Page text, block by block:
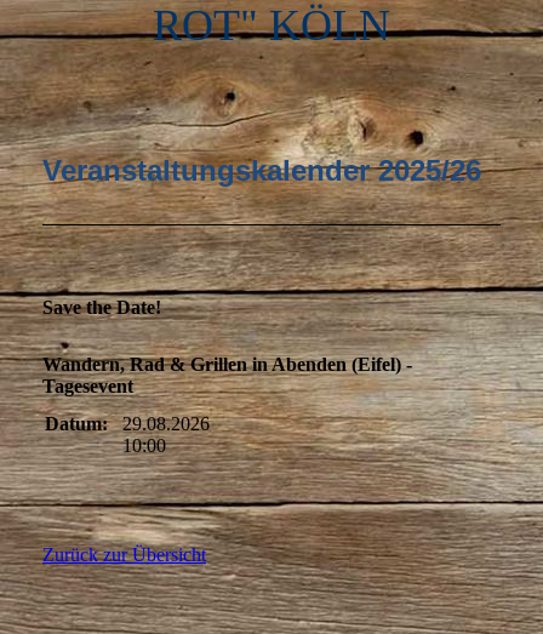
ROT" KÖLN
Veranstaltungskalender 2025/26
Save the Date!
Wandern, Rad & Grillen in Abenden (Eifel) -
Tagesevent
Datum:
29.08.2026
10:00
Zurück zur Übersicht